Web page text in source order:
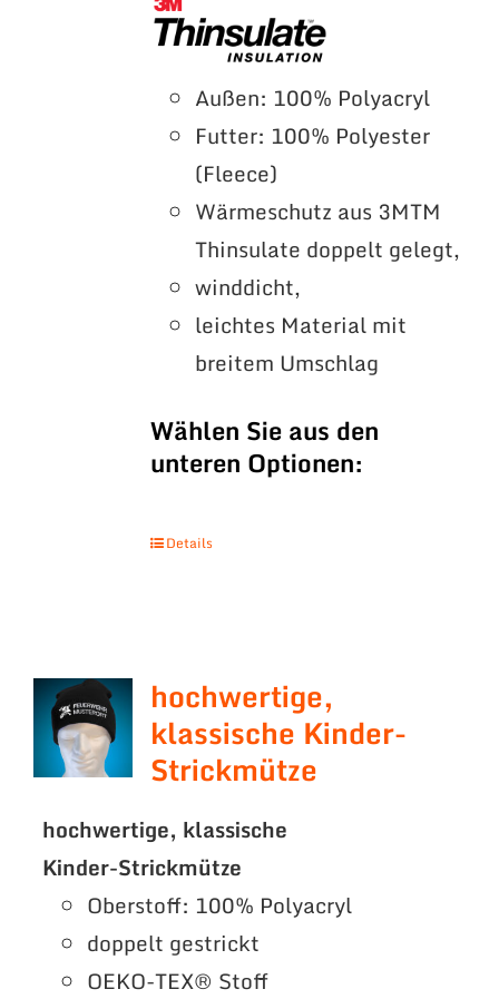
Außen: 100% Polyacryl
Futter: 100% Polyester
(Fleece)
Wärmeschutz aus 3MTM
Thinsulate doppelt gelegt,
winddicht,
leichtes Material mit
breitem Umschlag
Wählen Sie aus den
unteren Optionen:
Details
hochwertige,
klassische Kinder-
Strickmütze
hochwertige, klassische
Kinder-Strickmütze
Oberstoff: 100% Polyacryl
doppelt gestrickt
OEKO-TEX® Stoff